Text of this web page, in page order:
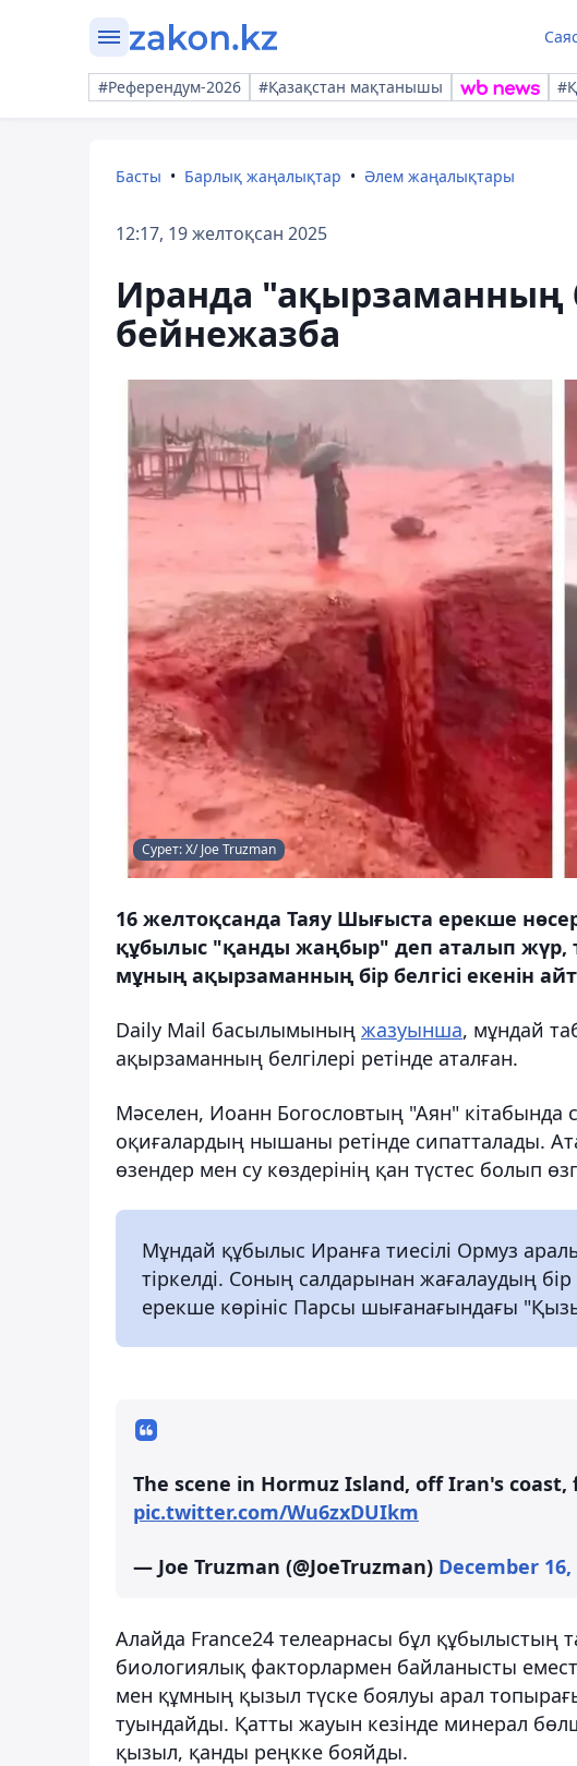
#Референдум-2026 #Қазақстан мақтанышы
Басты Барлық жаңалықтар Әлем жаңалықтары
12:17, 19 желтоқсан 2025
Иранда "ақырзаманның
бейнежазба
Сурет: Х/ Joe Truzman
16 желтоқсанда Таяу Шығыста ерекше
құбылыс "қанды жаңбыр" деп аталып жүр,
мұның ақырзаманның бір белгісі екенін
Daily Mail басылымының жазуынша, мұндай
ақырзаманның белгілері ретінде аталған.
Мәселен, Иоанн Богословтың "Аян" кітабында
оқиғалардың нышаны ретінде сипатталады.
өзендер мен су көздерінің қан түстес болып
Мұндай құбылыс Иранға тиесілі Ормуз
тіркелді. Соның салдарынан жағалаудың
ерекше көрініс Парсы шығанағындағы
The scene in Hormuz Island, off Iran's
pic.twitter.com/Wu6zxDUIkm
— Joe Truzman (@JoeTruzman) December 16,
Алайда France24 телеарнасы бұл құбылыстың
биологиялық факторлармен байланысты
мен құмның қызыл түске боялуы арал
туындайды. Қатты жауын кезінде минерал
қызыл, қанды реңкке бояйды.